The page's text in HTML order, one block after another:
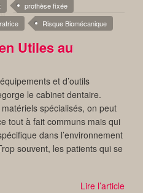
prothèse fixée
Risque Biomécanique
Utiles au
et d’outils
le cabinet dentaire.
spécialisés, on peut
tout à fait communs mais qui
dans l’environnement
souvent, les patients qui se
Lire l’article